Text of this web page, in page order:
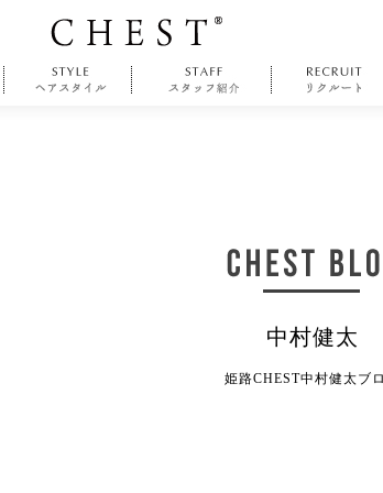
中村健太
姫路CHEST中村健太ブ